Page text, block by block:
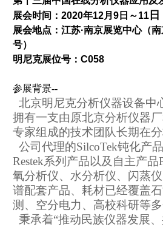
展会时间：2020年12月9日～11 日
展会地点：江苏·南京展览中心（
号）
明尼克展位号：C058
参展背景--
北京明尼克分析仪器设备中
拥有一支由原北京分析仪器
专家组成的技术团队长期在分
公司代理的SilcoTek钝化产
Restek系列产品以及自主产
氧分析仪、水分析仪、闪蒸
谱配套产品、耗材已经覆盖
测、空分电力、高校科研等多
秉承着“推动民族仪器发展